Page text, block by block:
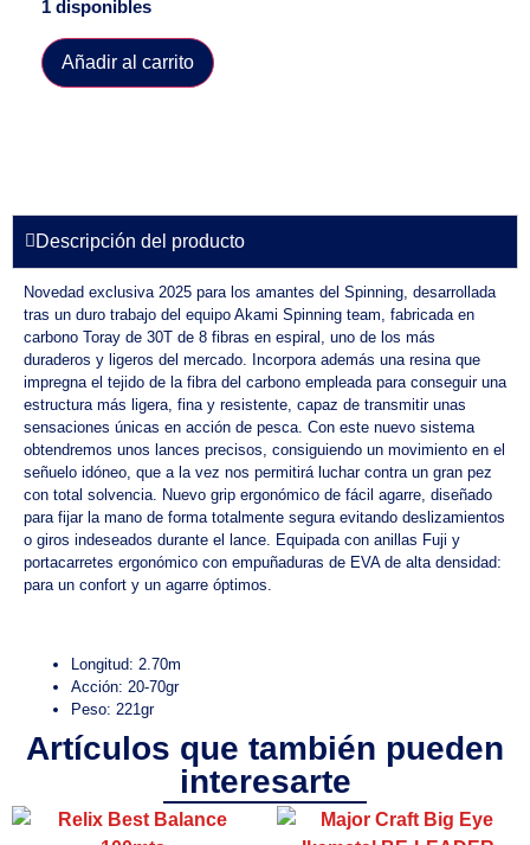
1 disponibles
Añadir al carrito
Descripción del producto
Novedad exclusiva 2025 para los amantes del Spinning, desarrollada
tras un duro trabajo del equipo Akami Spinning team, fabricada en
carbono Toray de 30T de 8 fibras en espiral, uno de los más
duraderos y ligeros del mercado. Incorpora además una resina que
impregna el tejido de la fibra del carbono empleada para conseguir una
estructura más ligera, fina y resistente, capaz de transmitir unas
sensaciones únicas en acción de pesca. Con este nuevo sistema
obtendremos unos lances precisos, consiguiendo un movimiento en el
señuelo idóneo, que a la vez nos permitirá luchar contra un gran pez
con total solvencia. Nuevo grip ergonómico de fácil agarre, diseñado
para fijar la mano de forma totalmente segura evitando deslizamientos
o giros indeseados durante el lance. Equipada con anillas Fuji y
portacarretes ergonómico con empuñaduras de EVA de alta densidad:
para un confort y un agarre óptimos.
Longitud: 2.70m
Acción: 20-70gr
Peso: 221gr
Artículos que también pueden
interesarte